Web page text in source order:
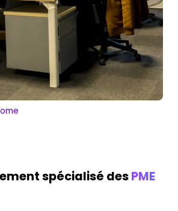
spécialisé des PME